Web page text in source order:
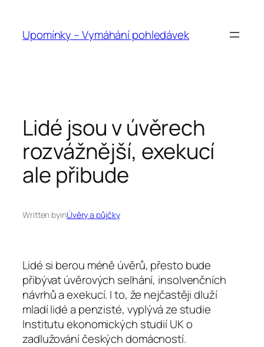
obsahUpomínky – Vymáhání pohledávek
Lidé jsou v úvěrech
rozvážnější, exekucí
ale přibude
Written byinÚvěry a půjčky
Lidé si berou méně úvěrů, přesto bude
přibývat úvěrových selhání, insolvenčních
návrhů a exekucí. I to, že nejčastěji dluží
mladí lidé a penzisté, vyplývá ze studie
Institutu ekonomických studií UK o
zadlužování českých domácností.